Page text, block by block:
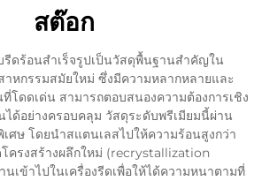
สต๊อก
ดร้อนสำเร็จรูปเป็นวัสดุพื้นฐานสำคัญใน
าหกรรมสมัยใหม่ ซึ่งมีความหลากหลายและ
โดดเด่น สามารถตอบสนองความต้องการเชิง
ด้อย่างครอบคลุม วัสดุระดับพรีเมียมนี้ผ่าน
ศษ โดยนำสแตนเลสไปให้ความร้อนสูงกว่า
ครงสร้างผลึกใหม่ (recrystallization
เข้าไปในเครื่องรีดเพื่อให้ได้ความหนาตามที่